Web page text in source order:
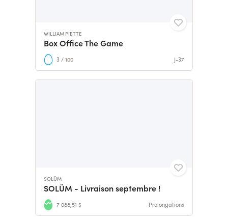
WILLIAM PIETTE
Box Office The Game
3 / 100 J-37
SOLÜM
SOLÜM - Livraison septembre !
7 088,51 $ Prolongations